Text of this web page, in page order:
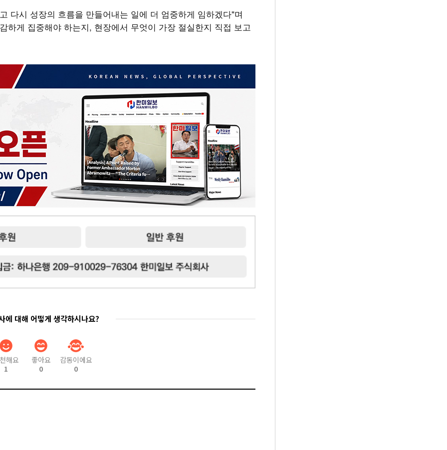
다시 성장의 흐름을 만들어내는 일에 더 엄중하게 임하겠다"며
하게 집중해야 하는지, 현장에서 무엇이 가장 절실한지 직접 보고
에 대해 어떻게 생각하시나요?
해요
1
좋아요
0
감동이에요
0